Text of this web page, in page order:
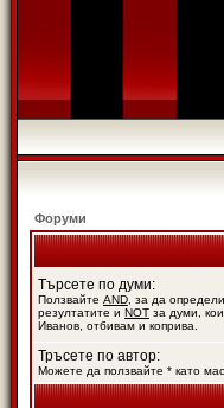
Форуми
Търсете по думи:
Ползвайте AND , за да
резултатите и NOT за думи,
Иванов, отбивам и коприва.
Тръсете по автор:
Можете да ползвайте * като